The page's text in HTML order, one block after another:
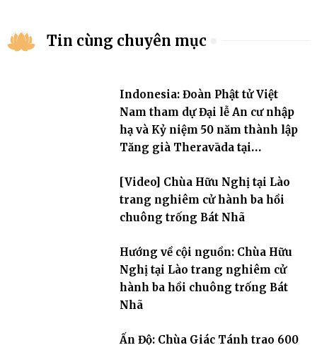
Tin cùng chuyên mục
Indonesia: Đoàn Phật tử Việt
Nam tham dự Đại lễ An cư nhập
hạ và Kỷ niệm 50 năm thành lập
Tăng già Theravāda tại
[Video] Chùa Hữu Nghị tại Lào
trang nghiêm cử hành ba hồi
chuông trống Bát Nhã
Hướng về cội nguồn: Chùa Hữu
Nghị tại Lào trang nghiêm cử
hành ba hồi chuông trống Bát
Nhã
Ấn Độ: Chùa Giác Tánh trao 600